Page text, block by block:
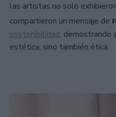
las artistas no solo
compartieron un mensaje de
sostenibilidad, demostrando
estética, sino también ética.